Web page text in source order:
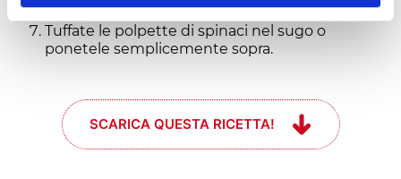
fino a doratura.
Tuffate le polpette di spinaci nel sugo o
ponetele semplicemente sopra.
SCARICA QUESTA RICETTA!